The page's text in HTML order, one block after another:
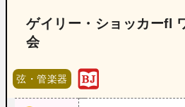
ゲイリー・ショッカーfl
会
弦・管楽器